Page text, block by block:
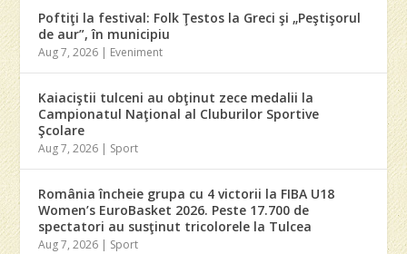
Poftiţi la festival: Folk Ţestos la Greci şi „Peştişorul
de aur”, în municipiu
Aug 7, 2026 | Eveniment
Kaiaciştii tulceni au obţinut zece medalii la
Campionatul Naţional al Cluburilor Sportive
Şcolare
Aug 7, 2026 | Sport
România încheie grupa cu 4 victorii la FIBA U18
Women’s EuroBasket 2026. Peste 17.700 de
spectatori au susţinut tricolorele la Tulcea
Aug 7, 2026 | Sport